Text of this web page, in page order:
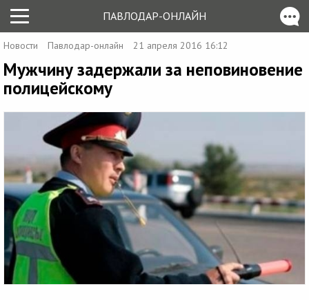
ПАВЛОДАР-ОНЛАЙН
Новости Павлодар-онлайн 21 апреля 2016 16:12
Мужчину задержали за неповиновение
полицейскому